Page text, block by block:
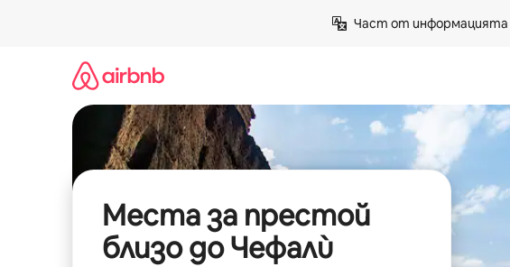
Част от информацията
Места за престой
близо до Чефалù